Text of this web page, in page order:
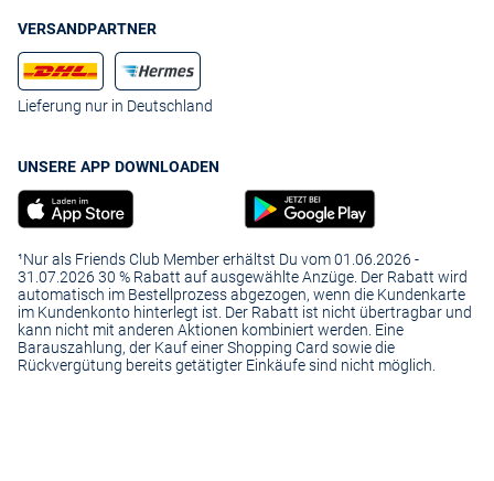
Plisseerock in angesagter Midilänge stylen. Auch Jeans im Used Look
Modellen wie einer klassischen Schluppenbluse die Strenge und lassen
sie wunderbar unkompliziert wirken.
VERSANDPARTNER
Lieferung nur in Deutschland
UNSERE APP DOWNLOADEN
¹Nur als Friends Club Member erhältst Du vom 01.06.2026 -
31.07.2026 30 % Rabatt auf ausgewählte Anzüge. Der Rabatt wird
automatisch im Bestellprozess abgezogen, wenn die Kundenkarte
im Kundenkonto hinterlegt ist. Der Rabatt ist nicht übertragbar und
kann nicht mit anderen Aktionen kombiniert werden. Eine
Barauszahlung, der Kauf einer Shopping Card sowie die
Rückvergütung bereits getätigter Einkäufe sind nicht möglich.